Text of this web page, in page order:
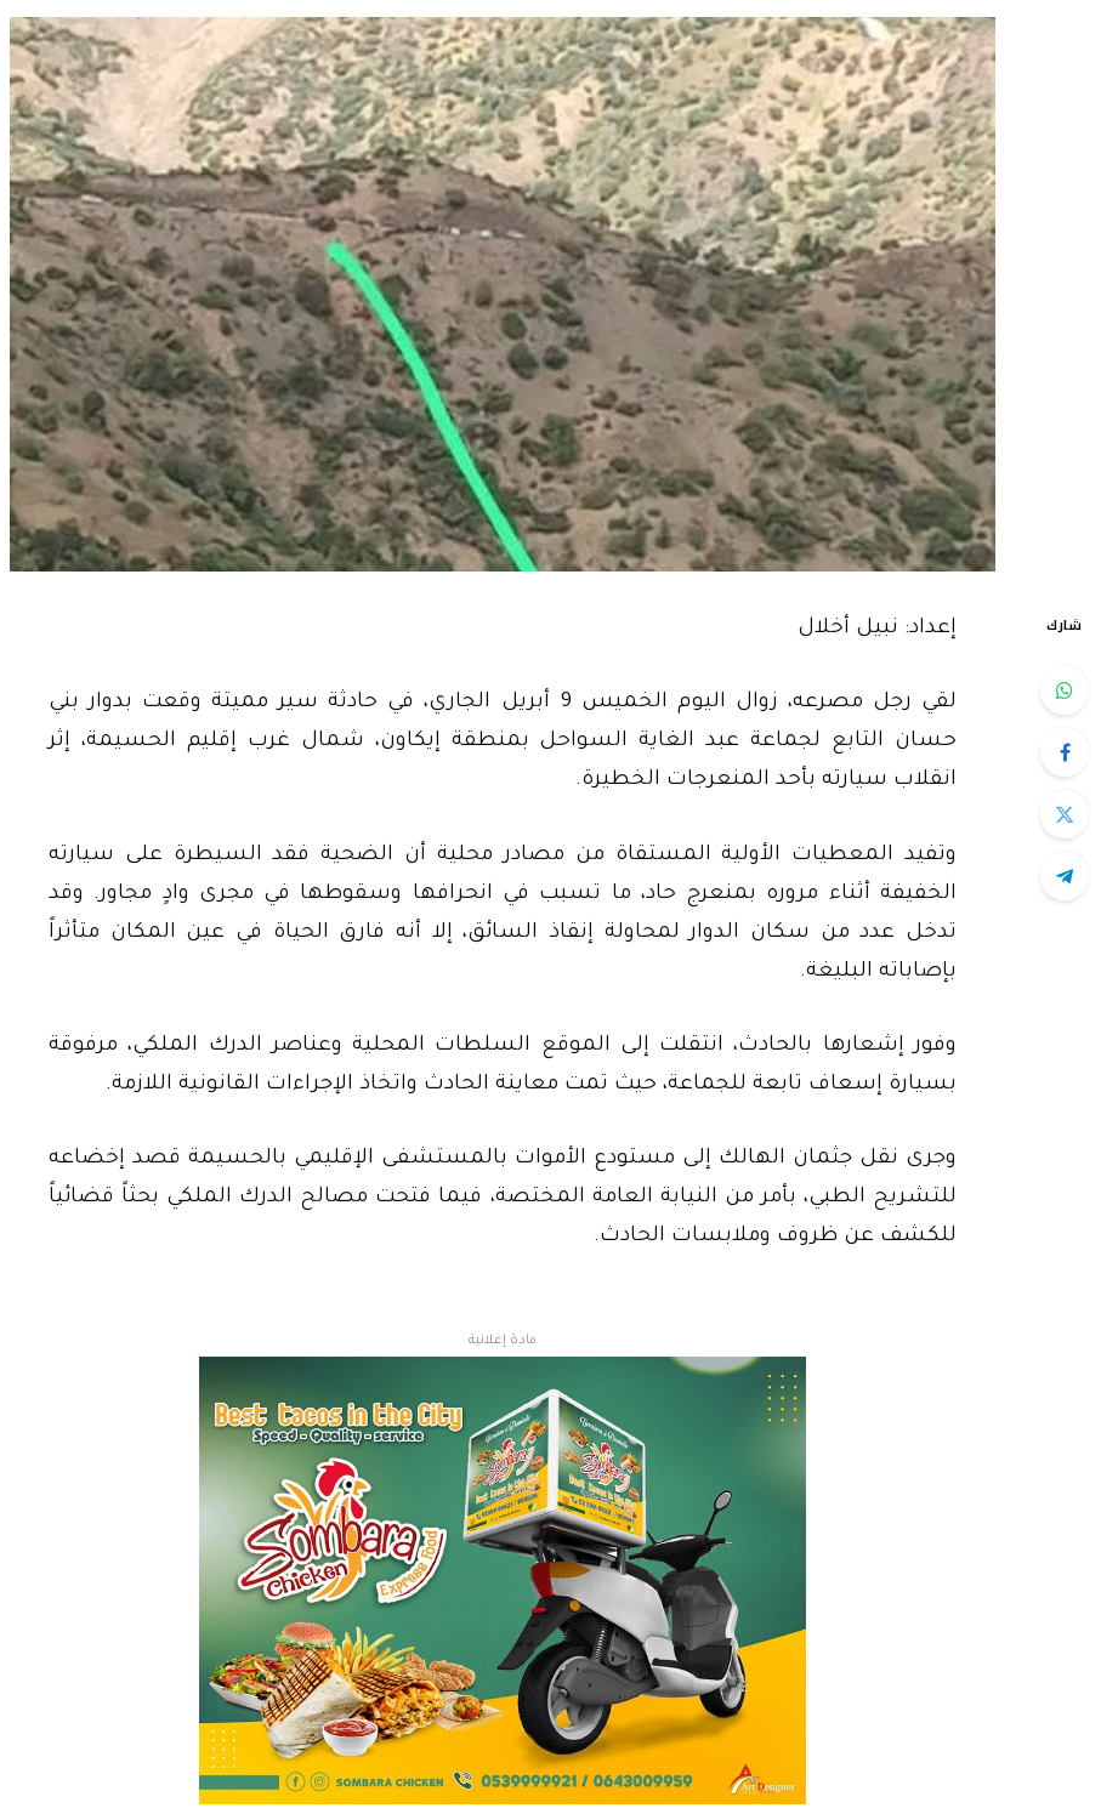
شارك إعداد: نبيل أخلال
لقي رجل مصرعه، زوال اليوم الخميس 9 أبريل الجاري، في حادثة سير مميتة وقعت بدوار بني
حسان التابع لجماعة عبد الغاية السواحل بمنطقة إيكاون، شمال غرب إقليم الحسيمة، إثر
انقلاب سيارته بأحد المنعرجات الخطيرة.
وتفيد المعطيات الأولية المستقاة من مصادر محلية أن الضحية فقد السيطرة على سيارته
الخفيفة أثناء مروره بمنعرج حاد، ما تسبب في انحرافها وسقوطها في مجرى وادٍ مجاور. وقد
تدخل عدد من سكان الدوار لمحاولة إنقاذ السائق، إلا أنه فارق الحياة في عين المكان متأثراً
بإصاباته البليغة.
وفور إشعارها بالحادث، انتقلت إلى الموقع السلطات المحلية وعناصر الدرك الملكي، مرفوقة
بسيارة إسعاف تابعة للجماعة، حيث تمت معاينة الحادث واتخاذ الإجراءات القانونية اللازمة.
وجرى نقل جثمان الهالك إلى مستودع الأموات بالمستشفى الإقليمي بالحسيمة قصد إخضاعه
للتشريح الطبي، بأمر من النيابة العامة المختصة، فيما فتحت مصالح الدرك الملكي بحثاً قضائياً
للكشف عن ظروف وملابسات الحادث.
مادة إعلانية